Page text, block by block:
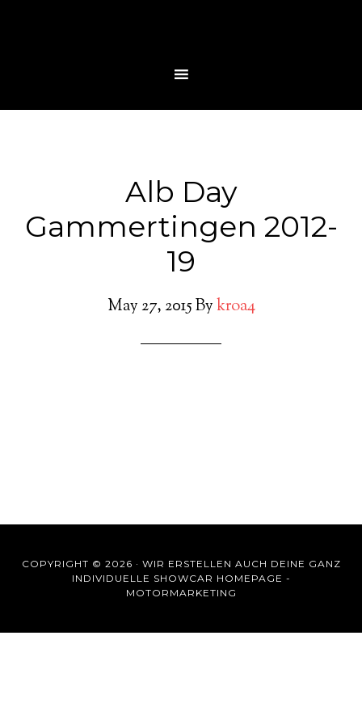
Alb Day
Gammertingen 2012-
19
May 27, 2015Bykroa4
COPYRIGHT © 2026 · WIR ERSTELLEN AUCH DEINE GANZ
INDIVIDUELLE SHOWCAR HOMEPAGE -
MOTORMARKETING